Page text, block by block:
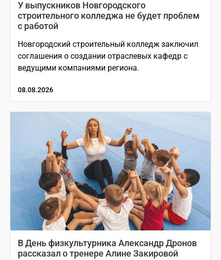
У выпускников Новгородского
строительного колледжа не будет проблем
с работой
Новгородский строительный колледж заключил
соглашения о создании отраслевых кафедр с
ведущими компаниями региона.
08.08.2026
В День физкультурника Александр Дронов
рассказал о тренере Алине Закировой